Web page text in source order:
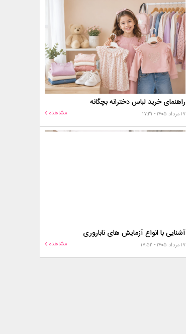
راهنمای خرید لباس دخترانه بچگانه
۱۷ مرداد ۱۴۰۵ - ۱۷:۳۱ مشاهده
آشنایی با انواع آزمایش های ناباروری
۱۷ مرداد ۱۴۰۵ - ۱۷:۵۲ مشاهده